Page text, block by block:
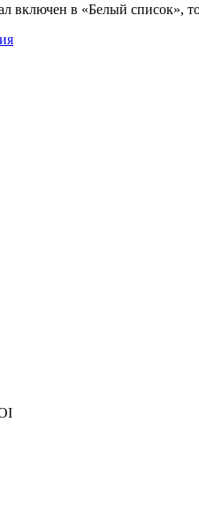
включен в «Белый список»,